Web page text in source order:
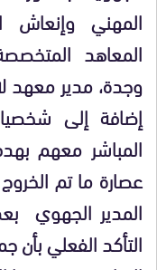
المهني وإنعاش
المعاهد
وجدة، مدير معهد
إضافة إلى
المباشر معهم
عصارة ما تم
المدير الجهوي
التأكد الفعلي بأن